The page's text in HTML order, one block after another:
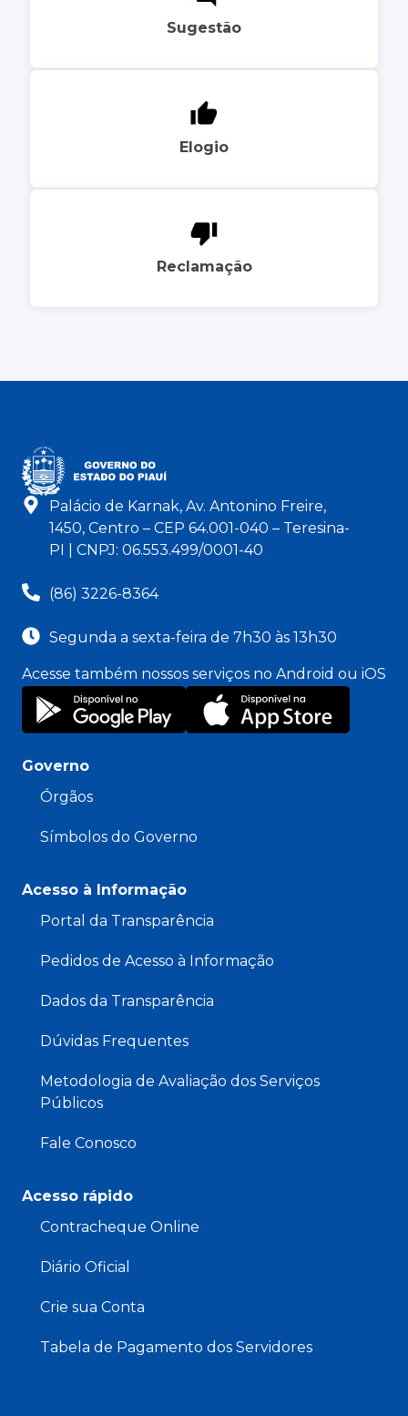
Sugestão
Elogio
Reclamação
Palácio de Karnak, Av. Antonino Freire,
1450, Centro – CEP 64.001-040 – Teresina-
PI | CNPJ: 06.553.499/0001-40
(86) 3226-8364
Segunda a sexta-feira de 7h30 às 13h30
Acesse também nossos serviços no Android ou iOS
Governo
Órgãos
Símbolos do Governo
Acesso à Informação
Portal da Transparência
Pedidos de Acesso à Informação
Dados da Transparência
Dúvidas Frequentes
Metodologia de Avaliação dos Serviços
Públicos
Fale Conosco
Acesso rápido
Contracheque Online
Diário Oficial
Crie sua Conta
Tabela de Pagamento dos Servidores